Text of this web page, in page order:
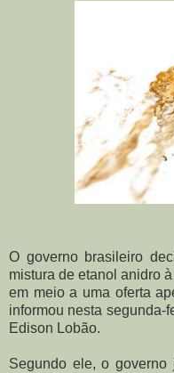
O governo brasileiro
mistura de etanol anidro
em meio a uma oferta
informou nesta segunda-
Edison Lobão.
Segundo ele, o